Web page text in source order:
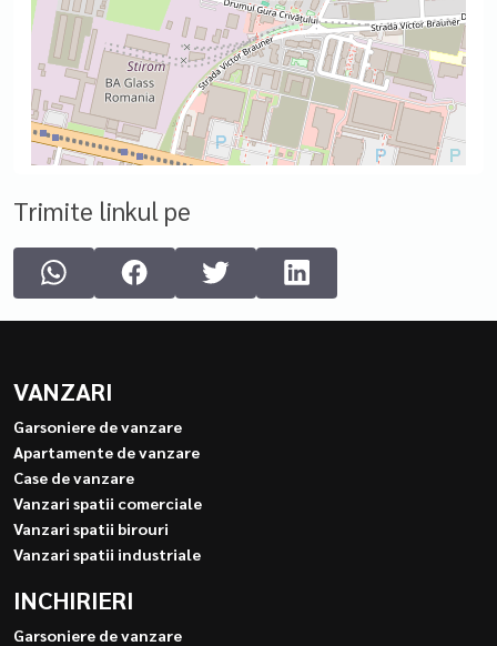
Trimite linkul pe
VANZARI
Garsoniere de vanzare
Apartamente de vanzare
Case de vanzare
Vanzari spatii comerciale
Vanzari spatii birouri
Vanzari spatii industriale
INCHIRIERI
Garsoniere de vanzare